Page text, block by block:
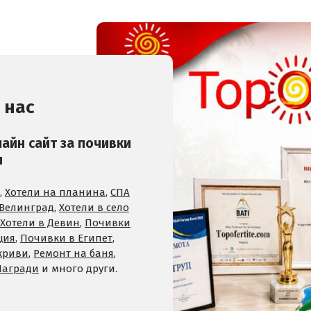
сайт за почивки
, Хотели на планина, СПА
, Хотели в село
Хотели в Девин, Почивки
, Почивки в Египет,
, Ремонт на баня,
и много други.